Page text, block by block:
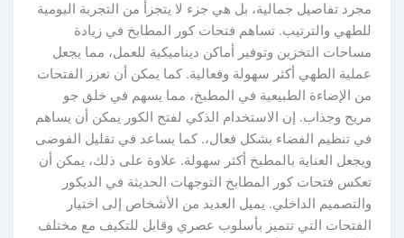
تفاصيل جمالية، بل هي جزء لا يتجزأ من التجربة اليومية
والترتيب. تساهم فتحات كور المطابخ في زيادة
التخزين وتوفير أماكن ديناميكية للعمل، مما يجعل
الطهي أكثر سهولة وفعالية. كما يمكن أن تعزز الفتحات
الإضاءة الطبيعية في المطبخ، مما يسهم في خلق جو
وجذاب. إن الاستخدام الذكي لفتح الكور يمكن أن يساهم
تنظيم الفضاء بشكل فعال،. كما يساعد في تقليل الفوضى
العناية بالمطبخ أكثر سهولة. علاوة على ذلك، يمكن أن
فتحات كور المطابخ التوجهات الحديثة في الديكور
الداخلي. يميل العديد من الأشخاص إلى اختيار
التي تتميز بأسلوب عصري وقابل للتكيف مع مختلف